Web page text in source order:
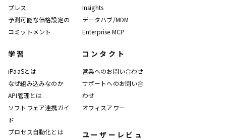
プレス
予測可能な価格設定の
コミットメント
Insights
データハブ/MDM
Enterprise MCP
学習
iPaaSとは
なぜ組み込みなのか
API管理とは
ソフトウェア連携ガイ
ド
プロセス自動化とは
コンタクト
営業へのお問い合わせ
サポートへのお問い合
わせ
オフィスアワー
ユーザーレビュ